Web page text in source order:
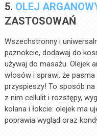
5. OLEJ
ZASTOSOWAŃ
Wszechstronny i
paznokcie, dodawaj do
używaj do masażu. Olejek
włosów i sprawi, że
przyspieszy! To sposób na
z nim cellulit i rozstępy,
kolana i łokcie: olejek ma
poprawia wygląd oraz